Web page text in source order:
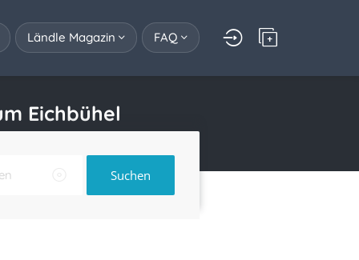
Ländle Magazin FAQ
Eichbühel
Suchen